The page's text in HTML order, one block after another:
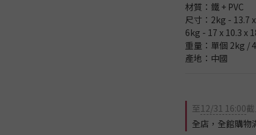
材質：鐵 + PVC
尺寸：2kg - 13.7
6kg - 17 x 10.3 x
重量：單個 2kg /
產地：中國
至12/31 16:00
全店，全館購物